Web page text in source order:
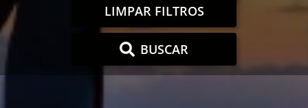
LIMPAR FILTROS
BUSCAR